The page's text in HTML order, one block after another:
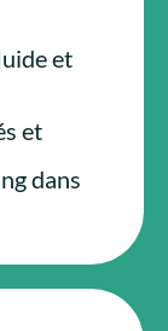
et
et
dans